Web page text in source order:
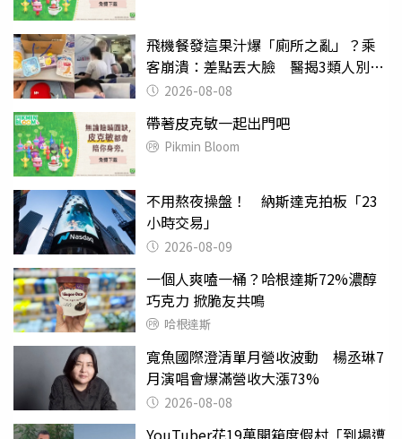
飛機餐發這果汁爆「廁所之亂」？乘
客崩潰：差點丟大臉 醫揭3類人別亂
喝 2026-08-08
帶著皮克敏一起出門吧
Pikmin Bloom
不用熬夜操盤！ 納斯達克拍板「23
小時交易」
2026-08-09
一個人爽嗑一桶？哈根達斯72%濃醇
巧克力 掀脆友共鳴
哈根達斯
寬魚國際澄清單月營收波動 楊丞琳7
月演唱會爆滿營收大漲73%
2026-08-08
YouTuber花19萬開箱度假村「到場遭